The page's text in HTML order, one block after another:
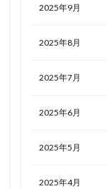
2025年9月
2025年8月
2025年7月
2025年6月
2025年5月
2025年4月